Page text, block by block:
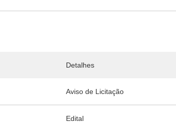
Detalhes
Aviso de Licitação
Edital